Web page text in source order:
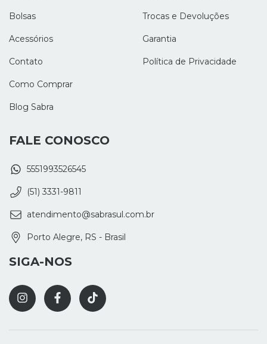
Bolsas
Acessórios
Contato
Como Comprar
Blog Sabra
Trocas e Devoluções
Garantia
Política de Privacidade
FALE CONOSCO
5551993526545
(51) 3331-9811
atendimento@sabrasul.com.br
Porto Alegre, RS - Brasil
SIGA-NOS